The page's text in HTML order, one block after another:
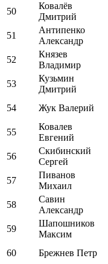
50
Ковалёв
Дмитрий
51
Антипенко
Александр
52
Князев
Владимир
53
Кузьмин
Дмитрий
54 Жук Валерий
55
Ковалев
Евгений
56
Скибинский
Сергей
57
Пиванов
Михаил
58
Савин
Александр
59
Шапошников
Максим
60 Брежнев Петр